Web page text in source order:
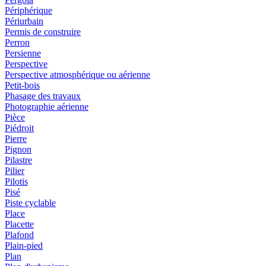
Périphérique
Périurbain
Permis de construire
Perron
Persienne
Perspective
Perspective atmosphérique ou aérienne
Petit-bois
Phasage des travaux
Photographie aérienne
Pièce
Piédroit
Pierre
Pignon
Pilastre
Pilier
Pilotis
Pisé
Piste cyclable
Place
Placette
Plafond
Plain-pied
Plan